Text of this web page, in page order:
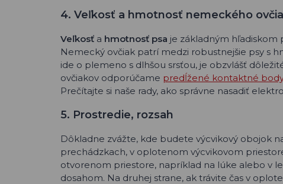
4. Veľkosť a hmotnosť nemeckého
Veľkosť a hmotnosť psa je základným
Nemecký ovčiak patrí medzi robustnejšie psy s
ide o plemeno s dlhšou srsťou, je obzvlášť
ovčiakov odporúčame predĺžené kontaktné
Prečítajte si naše rady, ako správne nasadiť
5. Prostredie, rozsah
Dôkladne zvážte, kde budete výcvikový obojok
prechádzkach, v oplotenom výcvikovom
otvorenom priestore, napríklad na lúke alebo v
dosahom. Na druhej strane, ak trávite čas v